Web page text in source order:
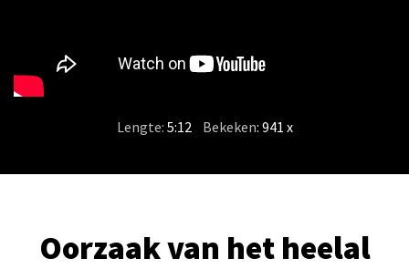
Lengte: 5:12/ Bekeken: 941 x
Oorzaak van het heelal